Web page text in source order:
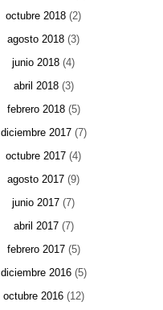
octubre 2018 (2)
agosto 2018 (3)
junio 2018 (4)
abril 2018(3)
febrero 2018(5)
diciembre 2017(7)
octubre 2017 (4)
agosto 2017 (9)
junio 2017 (7)
abril 2017(7)
febrero 2017(5)
diciembre 2016(5)
octubre 2016(12)